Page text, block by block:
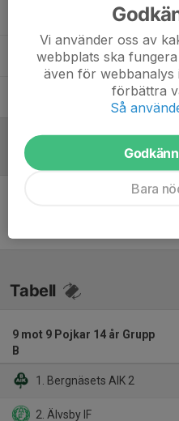
Anders BergvallTränare
Lars Fältmark Tränare
Tobias Olsson Tränare
Referat
Tabell
9 mot 9 Pojkar 14 år Grupp
B
1. Bergnäsets AIK 2
2. Älvsby IF
Vi använder oss av
webbplats ska
även för webbanalys
förbättra
Så
Bara